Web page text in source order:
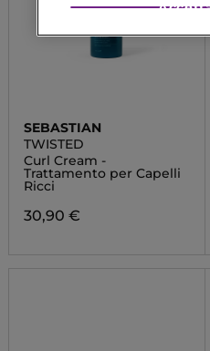
SEBASTIAN
TWISTED
Curl Cream -
Trattamento per Capelli
Ricci
30,90 €